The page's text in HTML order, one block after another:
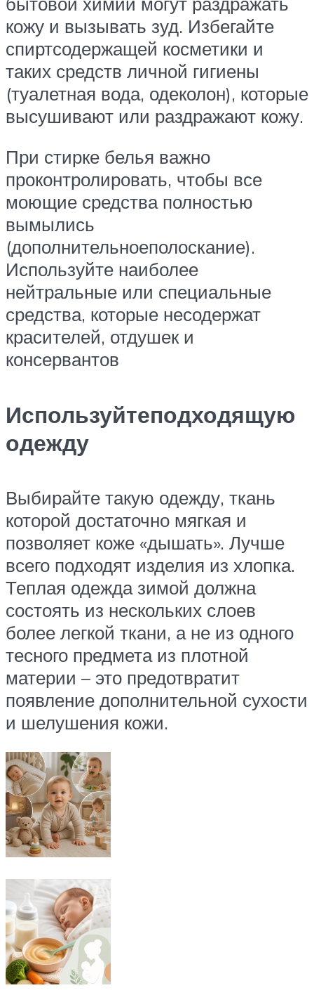
кожу и вызывать зуд. Избегайте
спиртсодержащей косметики и
таких средств личной гигиены
(туалетная вода, одеколон), которые
высушивают или раздражают кожу.
При стирке белья важно
проконтролировать, чтобы все
моющие средства полностью
вымылись
(дополнительноеполоскание).
Используйте наиболее
нейтральные или специальные
средства, которые несодержат
красителей, отдушек и
консервантов
Используйтеподходящую
одежду
Выбирайте такую одежду, ткань
которой достаточно мягкая и
позволяет коже «дышать». Лучше
всего подходят изделия из хлопка.
Теплая одежда зимой должна
состоять из нескольких слоев
более легкой ткани, а не из одного
тесного предмета из плотной
материи – это предотвратит
появление дополнительной сухости
и шелушения кожи.